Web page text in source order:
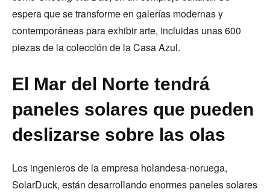
espera que se transforme en galerías modernas y
contemporáneas para exhibir arte, incluidas unas 600
piezas de la colección de la Casa Azul.
El Mar del Norte tendrá
paneles solares que pueden
deslizarse sobre las olas
Los ingenieros de la empresa holandesa-noruega,
SolarDuck, están desarrollando enormes paneles solares